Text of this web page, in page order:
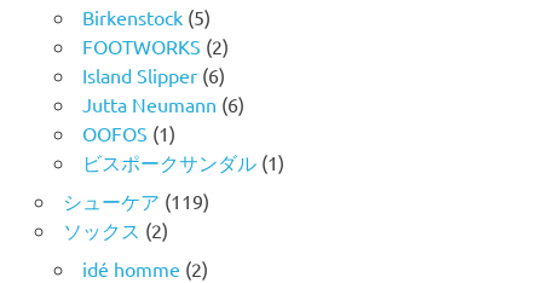
Birkenstock(5)
FOOTWORKS (2)
Island Slipper(6)
Jutta Neumann (6)
OOFOS (1)
ビスポークサンダル(1)
シューケア (119)
ソックス (2)
idé homme (2)